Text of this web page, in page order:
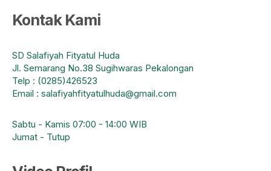
Kontak Kami
SD Salafiyah Fityatul Huda
Jl. Semarang No.38 Sugihwaras Pekalongan
Telp : (0285)426523
Email : salafiyahfityatulhuda@gmail.com
Sabtu - Kamis 07:00 - 14:00 WIB
Jumat - Tutup